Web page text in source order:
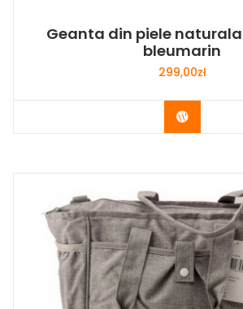
Geanta din piele
bleumarin
299,00zł
Buy Now